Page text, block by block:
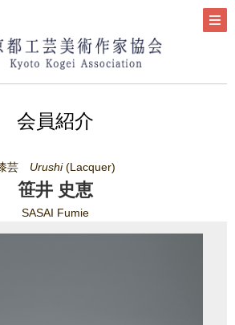
会員紹介
芸 Urushi(Lacquer)
笹井 史恵
SASAI Fumie